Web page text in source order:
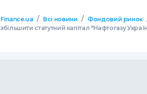
Finance.ua / Всі новини / Фондовий ринок
збільшити статутний капітал "Нафтогазу